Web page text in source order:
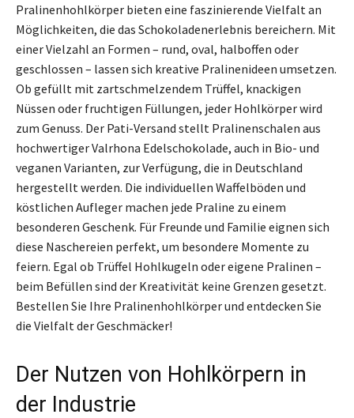
Pralinenhohlkörper bieten eine faszinierende Vielfalt an
Möglichkeiten, die das Schokoladenerlebnis bereichern. Mit
einer Vielzahl an Formen – rund, oval, halboffen oder
geschlossen – lassen sich kreative Pralinenideen umsetzen.
Ob gefüllt mit zartschmelzendem Trüffel, knackigen
Nüssen oder fruchtigen Füllungen, jeder Hohlkörper wird
zum Genuss. Der Pati-Versand stellt Pralinenschalen aus
hochwertiger Valrhona Edelschokolade, auch in Bio- und
veganen Varianten, zur Verfügung, die in Deutschland
hergestellt werden. Die individuellen Waffelböden und
köstlichen Aufleger machen jede Praline zu einem
besonderen Geschenk. Für Freunde und Familie eignen sich
diese Naschereien perfekt, um besondere Momente zu
feiern. Egal ob Trüffel Hohlkugeln oder eigene Pralinen –
beim Befüllen sind der Kreativität keine Grenzen gesetzt.
Bestellen Sie Ihre Pralinenhohlkörper und entdecken Sie
die Vielfalt der Geschmäcker!
Der Nutzen von Hohlkörpern in
der Industrie